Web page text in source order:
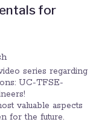
for
series regarding
UC-TFSE-
valuable aspects
for the future.